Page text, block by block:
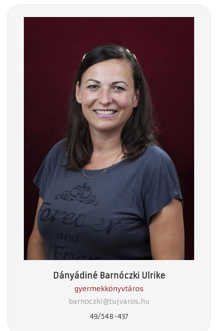
Dányádiné Barnóczki Ulrike
gyermekkönyvtáros
barnoczki@tujvaros.hu
49/548-437